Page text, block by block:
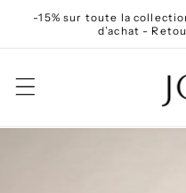
passer
-15% sur toute la
d’achat -